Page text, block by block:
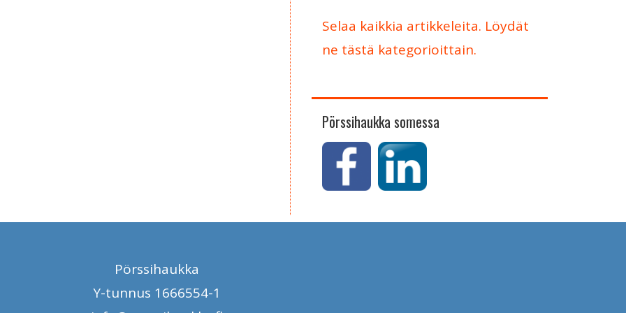
Selaa kaikkia artikkeleita. Löydät
ne tästä kategorioittain.
Pörssihaukka somessa
Pörssihaukka
Y-tunnus 1666554-1